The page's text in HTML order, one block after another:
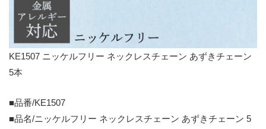
KE1507 ニッケルフリー ネックレスチェーン あずきチェーン
5本
■品番/KE1507
■品名/ニッケルフリー ネックレスチェーン あずきチェーン 5